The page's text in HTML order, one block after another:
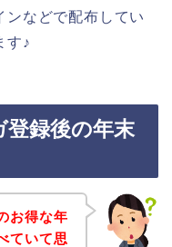
ンなどで配布してい
す♪
登録後の年末
お得な年
ていて思